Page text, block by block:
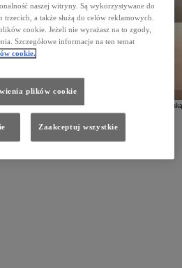
folderu spam. W przypadku problemów z Twoją skrzynką
naszej witryny. Są wykorzystywane do
trzecich, a także służą do celów reklamowych.
cookie. Jeżeli nie wyrażasz na to zgody,
Szczegółowe informacje na ten temat
cookie.
plików cookie
Zaakceptuj wszystkie